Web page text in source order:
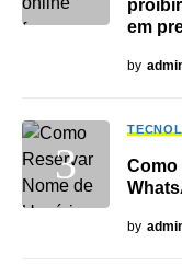
em
by
Como
by